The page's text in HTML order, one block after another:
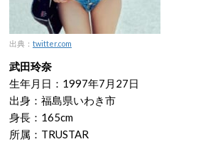
出典： twitter.com
武田玲奈
生年月日：1997年7月27日
出身：福島県いわき市
身長：165cm
所属：TRUSTAR